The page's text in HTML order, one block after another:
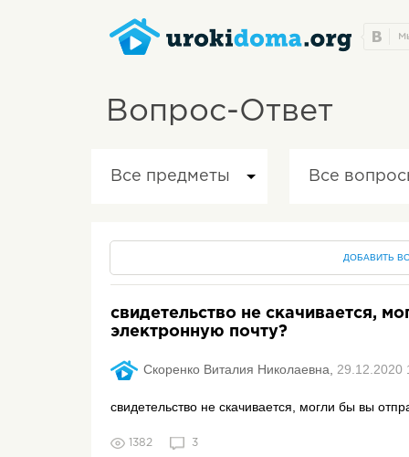
Вопрос-Ответ
Все предметы Все
ДОБАВИТЬ
свидетельство не скачивается,
электронную почту?
Скоренко Виталия Николаевна, 29.12.2020
свидетельство не скачивается, могли бы вы
1382 3